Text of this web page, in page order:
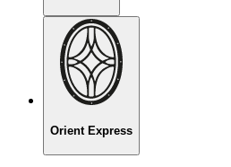
Orient Express